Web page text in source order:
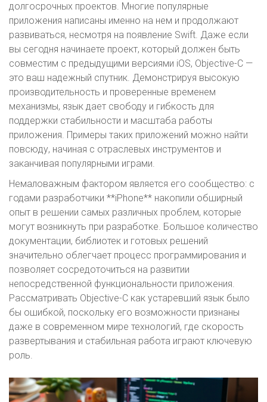
долгосрочных проектов. Многие популярные
приложения написаны именно на нем и продолжают
развиваться, несмотря на появление Swift. Даже если
вы сегодня начинаете проект, который должен быть
совместим с предыдущими версиями iOS, Objective-C —
это ваш надежный спутник. Демонстрируя высокую
производительность и проверенные временем
механизмы, язык дает свободу и гибкость для
поддержки стабильности и масштаба работы
приложения. Примеры таких приложений можно найти
повсюду, начиная с отраслевых инструментов и
заканчивая популярными играми.
Немаловажным фактором является его сообщество: с
годами разработчики **iPhone** накопили обширный
опыт в решении самых различных проблем, которые
могут возникнуть при разработке. Большое количество
документации, библиотек и готовых решений
значительно облегчает процесс программирования и
позволяет сосредоточиться на развитии
непосредственной функциональности приложения.
Рассматривать Objective-C как устаревший язык было
бы ошибкой, поскольку его возможности признаны
даже в современном мире технологий, где скорость
развертывания и стабильная работа играют ключевую
роль.